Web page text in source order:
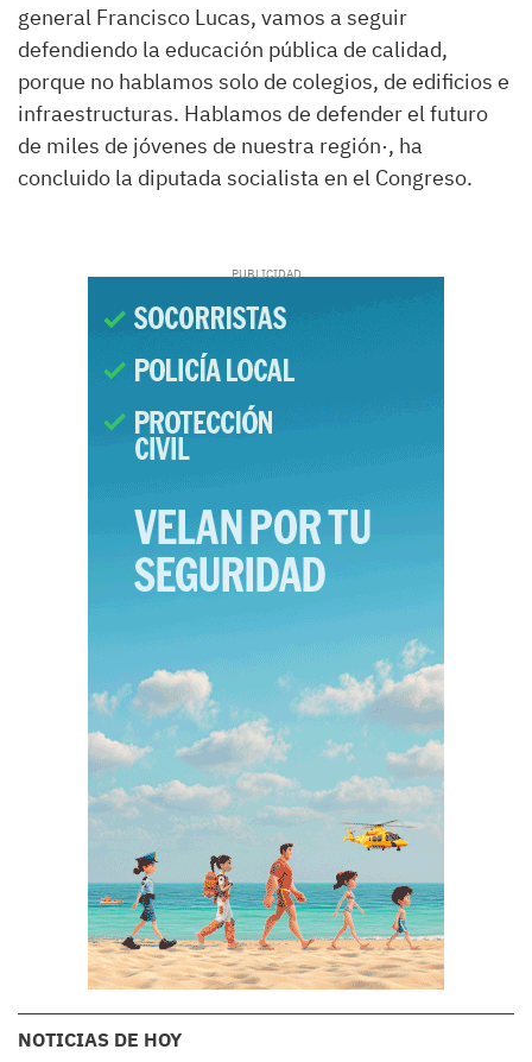
general Francisco Lucas, vamos a seguir
defendiendo la educación pública de calidad,
porque no hablamos solo de colegios, de edificios e
infraestructuras. Hablamos de defender el futuro
de miles de jóvenes de nuestra región·, ha
concluido la diputada socialista en el Congreso.
NOTICIAS DE HOY